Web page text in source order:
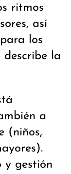
ritmos
así
los
describe la
a
(niños,
y gestión